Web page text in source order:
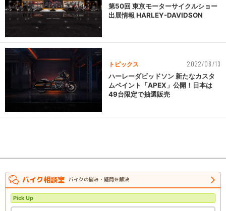
第50回 東京モーターサイクルショー
出展情報 HARLEY-DAVIDSON
トピックス 2022/08/13
ハーレーダビッドソン 新たなカスタ
ムペイント「APEX」公開！日本は
49台限定で抽選販売
バイク相談室 バイクの悩み・疑問を解決
Pick Up